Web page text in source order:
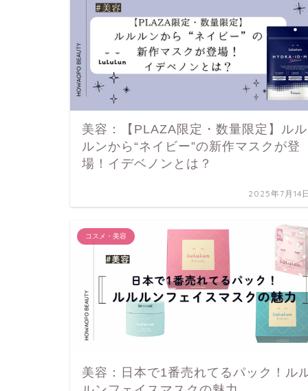
美容：【PLAZA限定・数量限定】ルル
ルンから“ネイビー”の新作マスクが登
場！イデベノンとは？
2025年7月14
コスメ・美容
美容：日本で1番売れてるパック！ル